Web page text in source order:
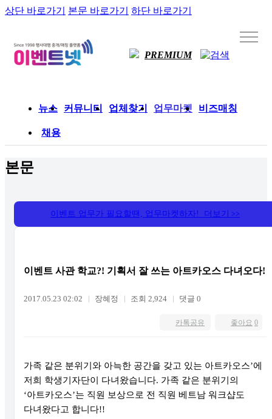
상단 바로가기 본문 바로가기 하단 바로가기
PREMIUM
뉴스 커뮤니티 업체찾기 업무마켓 비즈매칭
채용
본문
이벤트 업무가 필요할땐, 업무마켓하자! 더보기 >>
이벤트 사관 학교?! 기획서 잘 쓰는 아트카오스 다녀오다!
2017.05.23 02:02 장혜정 조회 2,924 댓글 0
좋아요 0
카톡공유
가족 같은 분위기와 아늑한 공간을 갖고 있는 아트카오스’에
저희 학생기자단이 다녀왔습니다. 가족 같은 분위기의
‘아트카오스’는 직원 보상으로 전 직원 베트남 워크샵도
다녀왔다고 합니다!!